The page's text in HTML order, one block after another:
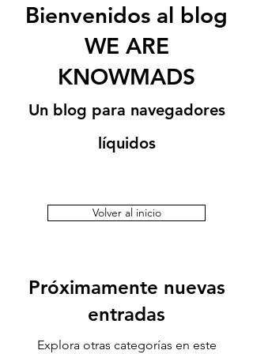
Bienvenidos al blog
WE ARE
KNOWMADS
Un blog para navegadores
líquidos
Volver al inicio
Próximamente nuevas
entradas
Explora otras categorías en este